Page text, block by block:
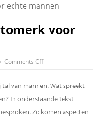
echte mannen
voor
Comments Off
van mannen. Wat spreekt
In onderstaande tekst
Zo komen aspecten